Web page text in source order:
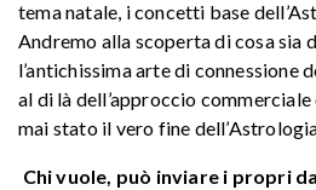
tema natale, i concetti base
Andremo alla scoperta di cosa sia
l’antichissima arte di connessione
al di là dell’approccio
mai stato il vero fine
Chi vuole, può inviare i propri